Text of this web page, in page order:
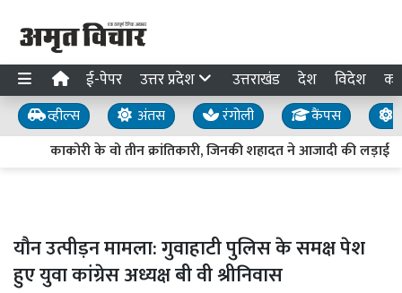
ई-पेपर उत्तर प्रदेश उत्तराखंड देश विदेश
व्हील्स अंतस रंगोली कैंपस
काकोरी के वो तीन क्रांतिकारी, जिनकी शहादत ने आजादी की लड़ाई
यौन उत्पीड़न मामला: गुवाहाटी पुलिस के समक्ष पेश
हुए युवा कांग्रेस अध्यक्ष बी वी श्रीनिवास